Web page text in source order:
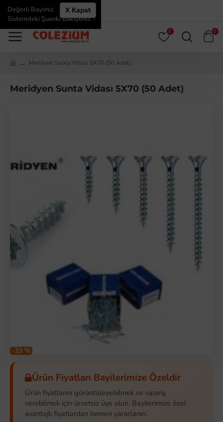
ÜYE GIRIŞI ÜYE OL
0 0
X Kapat
Değerli Bayimiz
Sistemdeki Şuanki Bakiyeniz: -
Meridyen Sunta Vidası 5X70 (50 Adet)
Meridyen Sunta Vidası 5X70 (50 Adet)
-33 %
Ürün Fiyatları Bayilerimize Özeldir
Ürün fiyatlarını görüntüleyebilmek ve sipariş
verebilmek için ücretsiz üye olun. Bayilerimize özel
avantajlı fiyatlardan hemen yararlanın.